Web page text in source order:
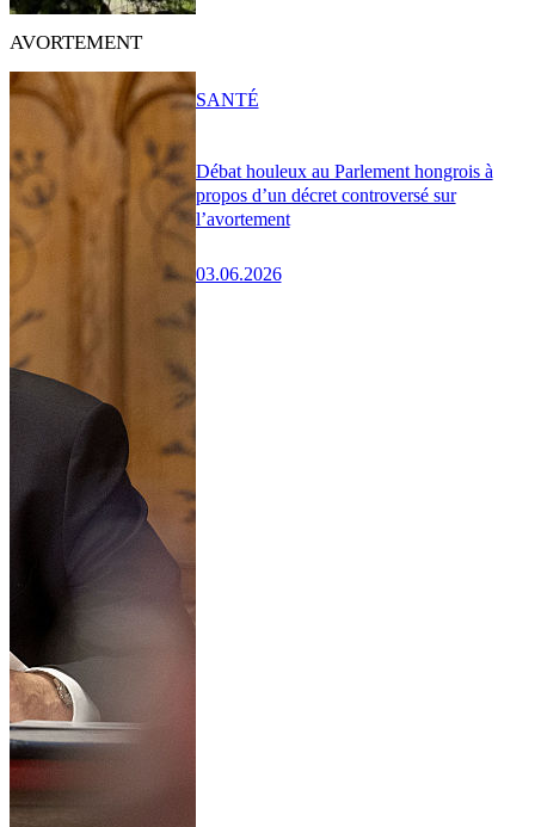
AVORTEMENT
Débat houleux au Parlement hongrois à
propos d’un décret controversé sur
l’avortement
03.06.2026
SANTÉ